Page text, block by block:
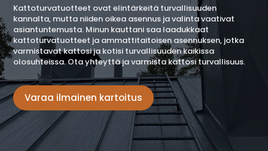
Kattoturvatuotteet ovat elintärkeitä turvallisuuden
kannalta, mutta niiden oikea asennus ja valinta vaativat
asiantuntemusta. Minun kauttani saa laadukkaat
kattoturvatuotteet ja ammattitaitoisen asennuksen, jotka
varmistavat kattosi ja kotisi turvallisuuden kaikissa
olosuhteissa. Ota yhteyttä ja varmista kattosi turvallisuus.
Varaa ilmainen kartoitus